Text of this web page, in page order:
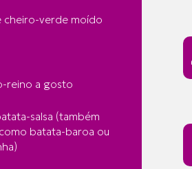
verde moído
reino a gosto
salsa (também
batata-baroa ou